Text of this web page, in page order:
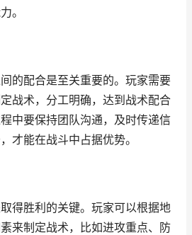
。
的配合是至关重要的。玩家需要
战术，分工明确，达到战术配合
中要保持团队沟通，及时传递信
才能在战斗中占据优势。
得胜利的关键。玩家可以根据地
来制定战术，比如进攻重点、防